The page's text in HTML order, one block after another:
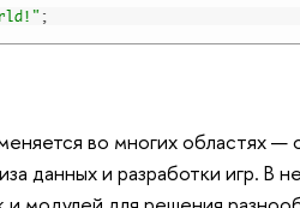
во многих областях —
данных и разработки игр. В